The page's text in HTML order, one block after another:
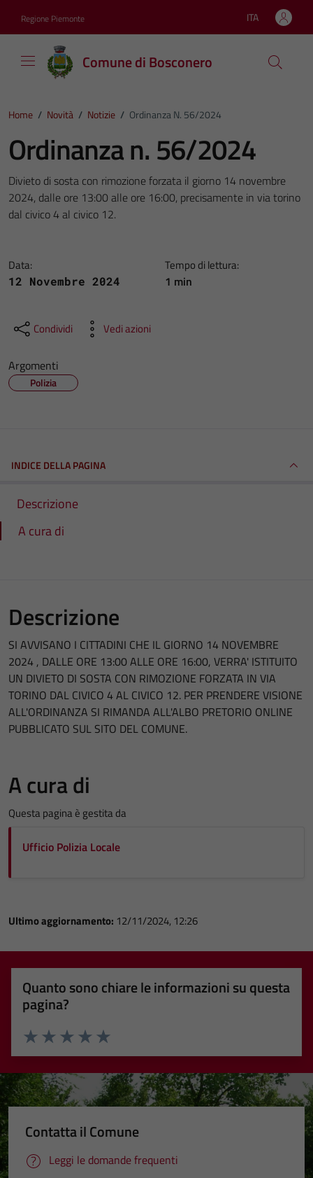
Regione Piemonte Lingua attiva:
ITA
Comune di Bosconero
Home / Novità / Notizie / Ordinanza N. 56/2024
Ordinanza n. 56/2024
Divieto di sosta con rimozione forzata il giorno 14 novembre
2024, dalle ore 13:00 alle ore 16:00, precisamente in via torino
dal civico 4 al civico 12.
Data:
12 Novembre 2024
Tempo di lettura:
1 min
Condividi Vedi azioni
Argomenti
Polizia
INDICE DELLA PAGINA
Descrizione
A cura di
Descrizione
SI AVVISANO I CITTADINI CHE IL GIORNO 14 NOVEMBRE
2024 , DALLE ORE 13:00 ALLE ORE 16:00, VERRA' ISTITUITO
UN DIVIETO DI SOSTA CON RIMOZIONE FORZATA IN VIA
TORINO DAL CIVICO 4 AL CIVICO 12. PER PRENDERE VISIONE
ALL'ORDINANZA SI RIMANDA ALL'ALBO PRETORIO ONLINE
PUBBLICATO SUL SITO DEL COMUNE.
A cura di
Questa pagina è gestita da
Ufficio Polizia Locale
Ultimo aggiornamento: 12/11/2024, 12:26
Quanto sono chiare le informazioni su questa
pagina?
Valuta 5 stelle su 5
Valuta 4 stelle su 5
Valuta 3 stelle su 5
Valuta 2 stelle su 5
Valuta 1 stelle su 5
Contatta il Comune
Leggi le domande frequenti